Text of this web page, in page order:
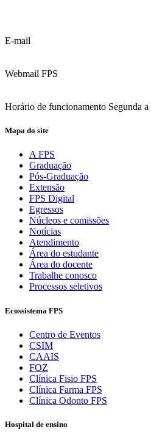
E-mail
Webmail FPS
Horário de funcionamento Segunda a
Mapa do site
A FPS
Graduação
Pós-Graduação
Extensão
FPS Digital
Egressos
Núcleos e comissões
Notícias
Atendimento
Área do estudante
Área do docente
Trabalhe conosco
Processos seletivos
Ecossistema FPS
Centro de Eventos
CSIM
CAAIS
FOZ
Clínica Fisio FPS
Clínica Farma FPS
Clínica Odonto FPS
Hospital de ensino